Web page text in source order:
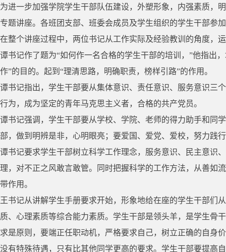
为进一步加强学院学生干部队伍建设，外塑形象，内强素质，
专题讲座。各班团支部、班委会成员及学生组织的学生干部参
在整个讲座过程中，两位书记从工作实际及经验教训的角度，
谭书记作了题为“如何作一名合格的学生干部的培训，”他指出
作”的目的。起到“理清思路，明确职责，榜样引路”的作用。
谭书记指出，学生干部要从集体意识、责任意识、服务意识三
行为，成为坚定的青年马克思主义者，合格的共产党员。
谭书记强调，学生干部要从学校、学院、老师的得力助手和同
部，做到明辨是非，心明眼亮；要爱国、爱党、爱校，努力践
谭书记要求学生干部树立科学工作理念，服务意识、民主意识
理，对不正之风敢言敢管。同时把握科学的工作方法，从善如
带作用。
王书记从讲解学生手册要求开始，形象地给在座的学生干部们
质、心理素质等综合能力素质。学生干部是领头羊，是学生骨
求是原则，要端正任职动机，严格要求自己，树立正确的自身
没有特殊待遇，只有比其他同学更高的要求。学生干部要提高